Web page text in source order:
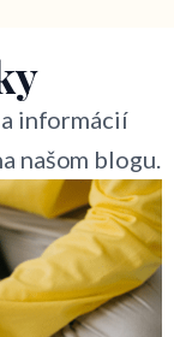
informácií
našom blogu.